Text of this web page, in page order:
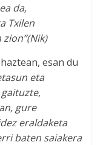
da,
Txilen
(Nik)
esan du
eta
gure
eraldaketa
baten saiakera